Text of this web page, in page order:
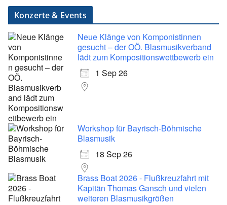
Konzerte & Events
Neue Klänge von Komponistinnen
gesucht – der OÖ. Blasmusikverband
lädt zum Kompositionswettbewerb ein
1 Sep 26
Workshop für Bayrisch-Böhmische
Blasmusik
18 Sep 26
Brass Boat 2026 - Flußkreuzfahrt mit
Kapitän Thomas Gansch und vielen
weiteren Blasmusikgrößen